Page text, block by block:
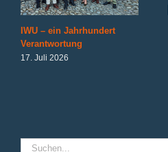
IWU – ein Jahrhundert
Verantwortung
17. Juli 2026
Suche